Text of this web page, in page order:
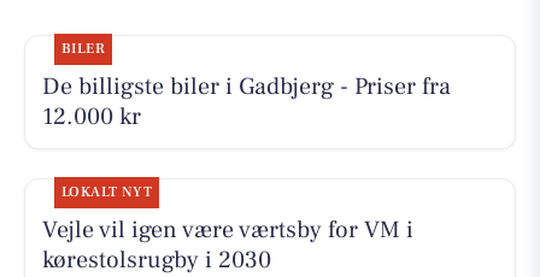
BILER
De billigste biler i Gadbjerg - Priser fra
12.000 kr
LOKALT NYT
Vejle vil igen være værtsby for VM i
kørestolsrugby i 2030